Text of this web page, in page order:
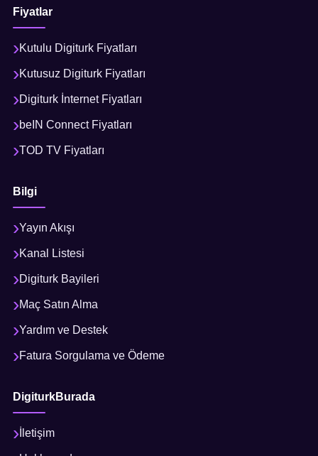
Fiyatlar
Kutulu Digiturk Fiyatları
Kutusuz Digiturk Fiyatları
Digiturk İnternet Fiyatları
beIN Connect Fiyatları
TOD TV Fiyatları
Bilgi
Yayın Akışı
Kanal Listesi
Digiturk Bayileri
Maç Satın Alma
Yardım ve Destek
Fatura Sorgulama ve Ödeme
DigiturkBurada
İletişim